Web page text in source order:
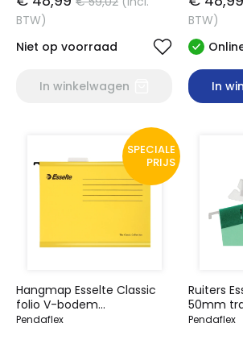
BTW)
Niet op voorraad
In winkelwagen
BTW)
In
SPECIALE
PRIJS
Hangmap Esselte Classic
folio V-bodem
382x240mm geel
Pendaflex
Ruiters
50mm
Pendaflex